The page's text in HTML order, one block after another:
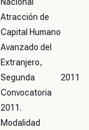
Atracción de
Capital Humano
Avanzado del
Extranjero,
Segunda
Convocatoria
2011.
Modalidad
2011